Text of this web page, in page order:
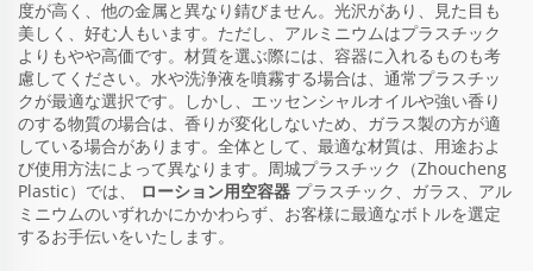
度が高く、他の金属と異なり錆びません。光沢があり、見た目も
美しく、好む人もいます。ただし、アルミニウムはプラスチック
よりもやや高価です。材質を選ぶ際には、容器に入れるものも考
慮してください。水や洗浄液を噴霧する場合は、通常プラスチッ
クが最適な選択です。しかし、エッセンシャルオイルや強い香り
のする物質の場合は、香りが変化しないため、ガラス製の方が適
している場合があります。全体として、最適な材質は、用途およ
び使用方法によって異なります。周城プラスチック（Zhoucheng
Plastic）では、
ローション用空容器 プラスチック、ガラス、アル
ミニウムのいずれかにかかわらず、お客様に最適なボトルを選定
するお手伝いをいたします。